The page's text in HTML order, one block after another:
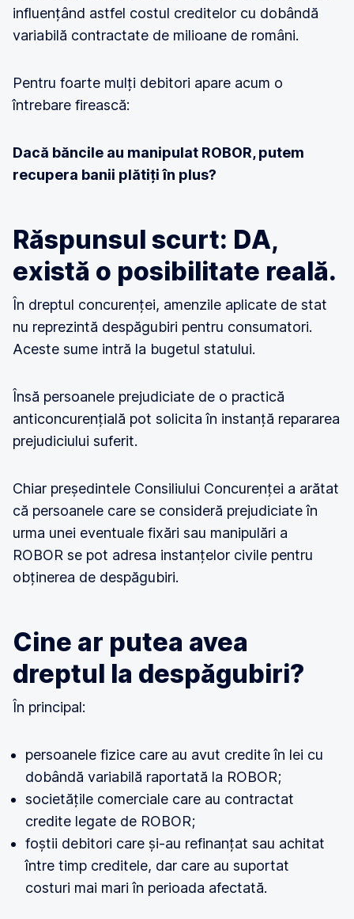
influențând astfel costul creditelor cu dobândă
variabilă contractate de milioane de români.
Pentru foarte mulți debitori apare acum o
întrebare firească:
Dacă băncile au manipulat ROBOR, putem
recupera banii plătiți în plus?
Răspunsul scurt: DA,
există o posibilitate reală.
În dreptul concurenței, amenzile aplicate de stat
nu reprezintă despăgubiri pentru consumatori.
Aceste sume intră la bugetul statului.
Însă persoanele prejudiciate de o practică
anticoncurențială pot solicita în instanță repararea
prejudiciului suferit.
Chiar președintele Consiliului Concurenței a arătat
că persoanele care se consideră prejudiciate în
urma unei eventuale fixări sau manipulări a
ROBOR se pot adresa instanțelor civile pentru
obținerea de despăgubiri.
Cine ar putea avea
dreptul la despăgubiri?
În principal:
persoanele fizice care au avut credite în lei cu
dobândă variabilă raportată la ROBOR;
societățile comerciale care au contractat
credite legate de ROBOR;
foștii debitori care și-au refinanțat sau achitat
între timp creditele, dar care au suportat
costuri mai mari în perioada afectată.